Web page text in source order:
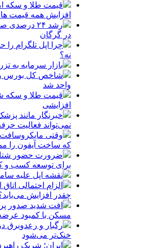
افزایش همه قیمت
رشد ۲۴
در گرگان
چرا اپل تلگرام را
نه؟
بازار سرمایه به
واحد شد
افزایشی
خبرنگار مانند
نمی‌تواند فعالیت
وقتی مایکروسافت
که ساخت آیفون را
ضرورت حضور شتاب
برای توسعه کسب‌ و
نقشه اپل علیه
الزام احتمالی
چقدر افزایش
افت شدید صدور
مسکن با کمبود
رگبار و رعدوبرق
خنک‌تر می‌شود
ایران؛ شریک